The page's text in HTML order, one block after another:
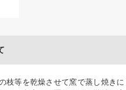
枝等を乾燥させて窯で蒸し焼き